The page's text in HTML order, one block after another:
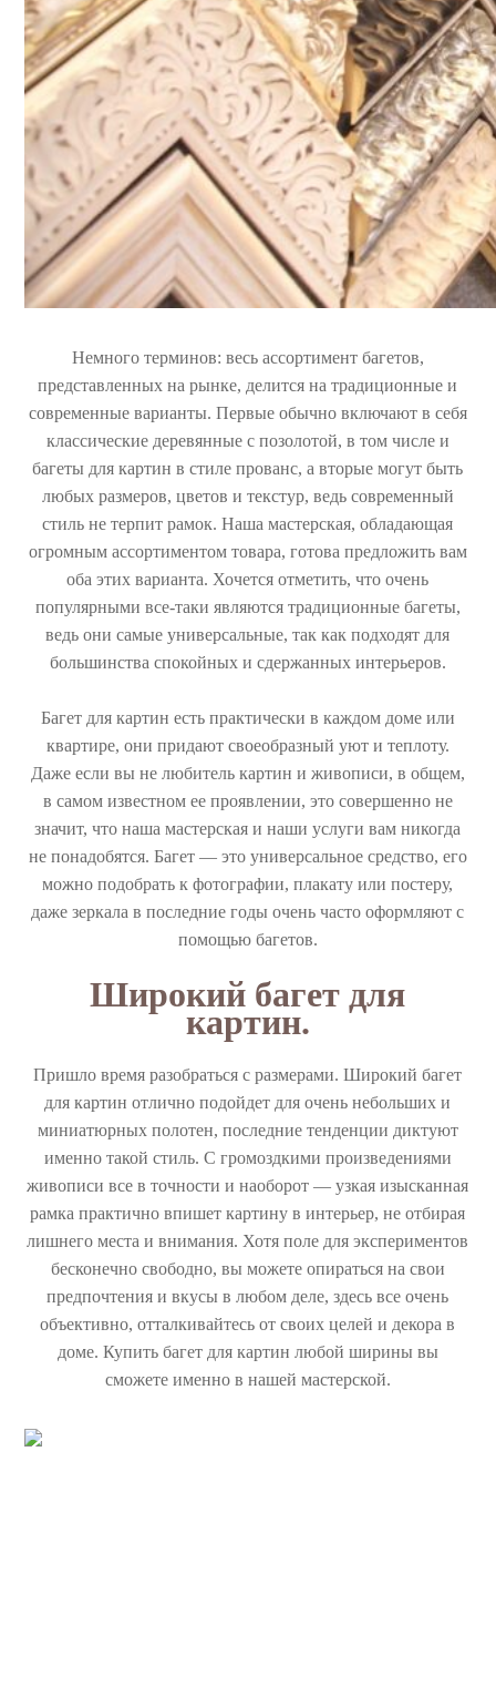
Немного терминов: весь ассортимент багетов,
представленных на рынке, делится на традиционные и
современные варианты. Первые обычно включают в себя
классические деревянные с позолотой, в том числе и
багеты для картин в стиле прованс, а вторые могут быть
любых размеров, цветов и текстур, ведь современный
стиль не терпит рамок. Наша мастерская, обладающая
огромным ассортиментом товара, готова предложить вам
оба этих варианта. Хочется отметить, что очень
популярными все-таки являются традиционные багеты,
ведь они самые универсальные, так как подходят для
большинства спокойных и сдержанных интерьеров.
Багет для картин есть практически в каждом доме или
квартире, они придают своеобразный уют и теплоту.
Даже если вы не любитель картин и живописи, в общем,
в самом известном ее проявлении, это совершенно не
значит, что наша мастерская и наши услуги вам никогда
не понадобятся. Багет — это универсальное средство, его
можно подобрать к фотографии, плакату или постеру,
даже зеркала в последние годы очень часто оформляют с
помощью багетов.
Широкий багет для
картин.
Пришло время разобраться с размерами. Широкий багет
для картин отлично подойдет для очень небольших и
миниатюрных полотен, последние тенденции диктуют
именно такой стиль. С громоздкими произведениями
живописи все в точности и наоборот — узкая изысканная
рамка практично впишет картину в интерьер, не отбирая
лишнего места и внимания. Хотя поле для экспериментов
бесконечно свободно, вы можете опираться на свои
предпочтения и вкусы в любом деле, здесь все очень
объективно, отталкивайтесь от своих целей и декора в
доме. Купить багет для картин любой ширины вы
сможете именно в нашей мастерской.